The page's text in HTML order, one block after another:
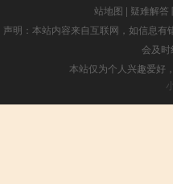
站地图 | 疑难解答
声明：本站内容来自互联网，如信息
会及
本站仅为个人兴趣爱好